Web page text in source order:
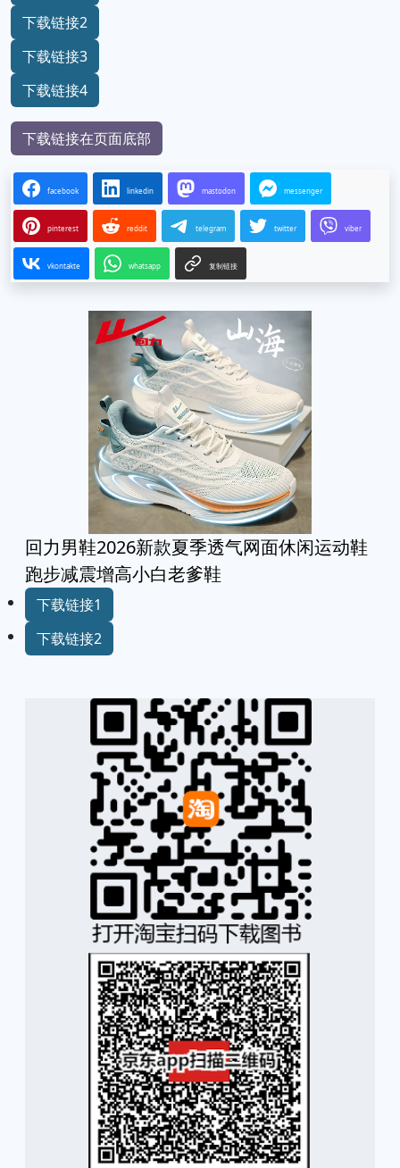
下载链接2
下载链接3
下载链接4
下载链接在页面底部
facebook linkedin mastodon messenger
pinterest reddit telegram twitter viber
vkontakte whatsapp 复制链接
回力男鞋2026新款夏季透气网面休闲运动鞋
跑步减震增高小白老爹鞋
下载链接1
下载链接2